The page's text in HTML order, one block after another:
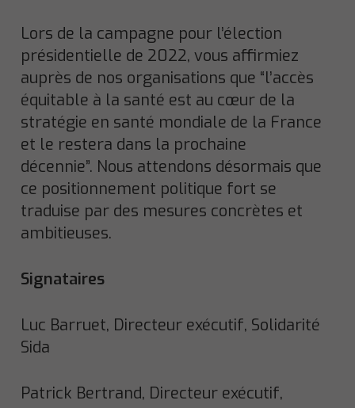
Lors de la campagne pour l’élection
présidentielle de 2022, vous affirmiez
auprès de nos organisations que “l’accès
équitable à la santé est au cœur de la
stratégie en santé mondiale de la France
et le restera dans la prochaine
décennie”. Nous attendons désormais que
ce positionnement politique fort se
traduise par des mesures concrètes et
ambitieuses.
Signataires
Luc Barruet, Directeur exécutif, Solidarité
Sida
Patrick Bertrand, Directeur exécutif,